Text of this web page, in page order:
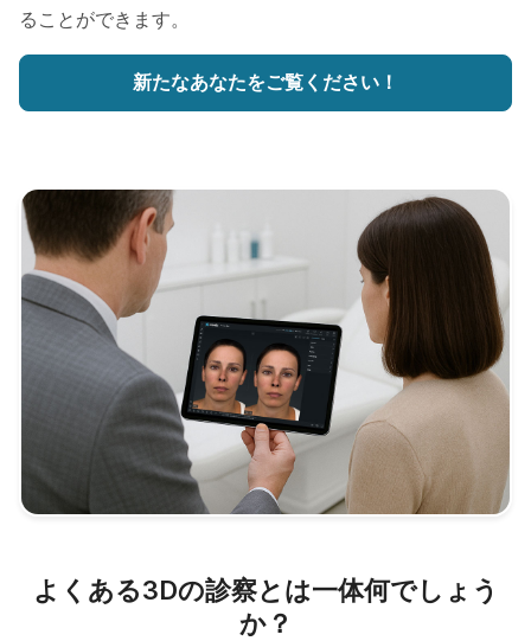
ることができます。
新たなあなたをご覧ください！
よくある3Dの診察とは一体何でしょう
か？